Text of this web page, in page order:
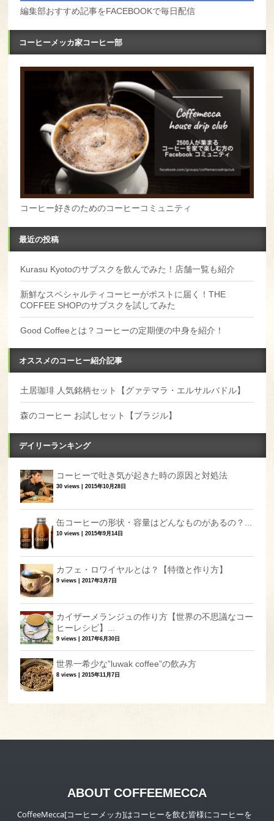
編集部おすすめ記事をFACEBOOKで毎日配信
コーヒーメッカ家コーヒー部
コーヒー好きのためのコーヒーコミュニティ
最近の投稿
Kurasu Kyotoのサブスクを飲んでみた！店舗一覧も紹介
新鮮なスペシャルティコーヒーがポストに届く！THE
COFFEE SHOPのサブスクを試してみた
Good Coffeeとは？コーヒーの定期便の中身を紹介！
オススメのコーヒー紹介記事
土居珈琲 人気銘柄セット【グァテマラ・エルサルバドル】
森のコーヒー お試しセット【ブラジル】
デイリーランキング
コーヒーで吐き気が起きた時の原因と対処法
30 views |2015年10月28日
缶コーヒーの形状・容量はどんなものがあるの？...
10 views |2015年9月14日
カフェ・ロワイヤルとは？【特徴と作り方】
9 views |2017年3月7日
カイザーメランジュの作り方【世界の不思議なコー
ヒーレシピ】...
9 views |2017年6月30日
世界一希少な”luwak coffee”の飲み方
8 views |2015年11月7日
ABOUT COFFEEMECCA
CoffeeMecca[コーヒーメッカ]はコーヒーを飲む皆様にコーヒーを